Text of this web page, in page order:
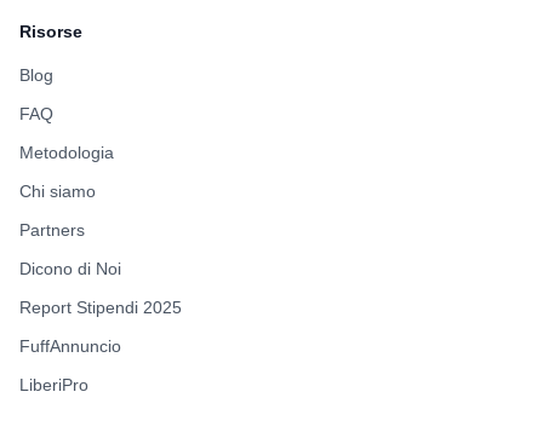
Risorse
Blog
FAQ
Metodologia
Chi siamo
Partners
Dicono di Noi
Report Stipendi 2025
FuffAnnuncio
LiberiPro